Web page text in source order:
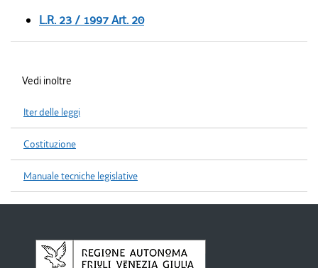
L.R. 23 / 1997 Art. 20
Vedi inoltre
Iter delle leggi
Costituzione
Manuale tecniche legislative